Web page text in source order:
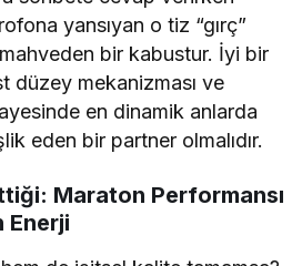
yansıyan o tiz “gırç”
bir kabustur. İyi bir
düzey mekanizması ve
en dinamik anlarda
eden bir partner olmalıdır.
Maraton Performansı
Enerji